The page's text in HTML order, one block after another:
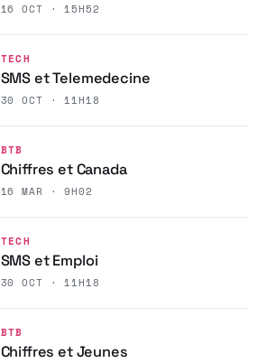
16 OCT · 15H52
TECH
SMS et Telemedecine
30 OCT · 11H18
BTB
Chiffres et Canada
16 MAR · 9H02
TECH
SMS et Emploi
30 OCT · 11H18
BTB
Chiffres et Jeunes